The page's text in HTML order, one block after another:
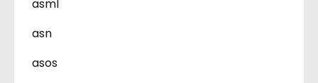
asml
asn
asos